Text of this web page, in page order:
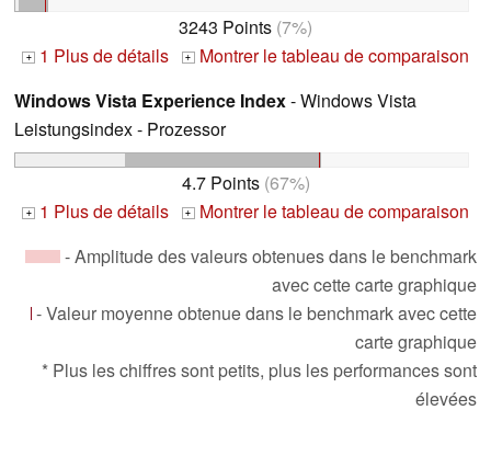
3243 Points (7%)
+ 1 Plus de détails + Montrer le tableau de comparaison
Windows Vista Experience Index- Windows Vista
Leistungsindex - Prozessor
4.7 Points(67%)
+ 1 Plus de détails + Montrer le tableau de comparaison
- Amplitude des valeurs obtenues dans le benchmark
avec cette carte graphique
- Valeur moyenne obtenue dans le benchmark avec cette
carte graphique
* Plus les chiffres sont petits, plus les performances sont
élevées